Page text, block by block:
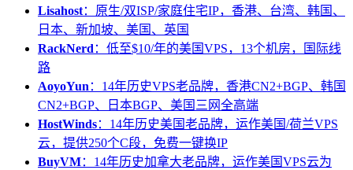
Lisahost：原生/双ISP/家庭住宅IP，香港、台湾、韩国、
日本、新加坡、美国、英国
RackNerd ：低至$10/年的美国VPS，13个机房，国际线
路
AoyoYun ：14年历史VPS老品牌，香港CN2+BGP、韩国
CN2+BGP、日本BGP、美国三网全高端
HostWinds：14年历史美国老品牌，运作美国/荷兰VPS
云，提供250个C段，免费一键换IP
BuyVM：14年历史加拿大老品牌，运作美国VPS云为